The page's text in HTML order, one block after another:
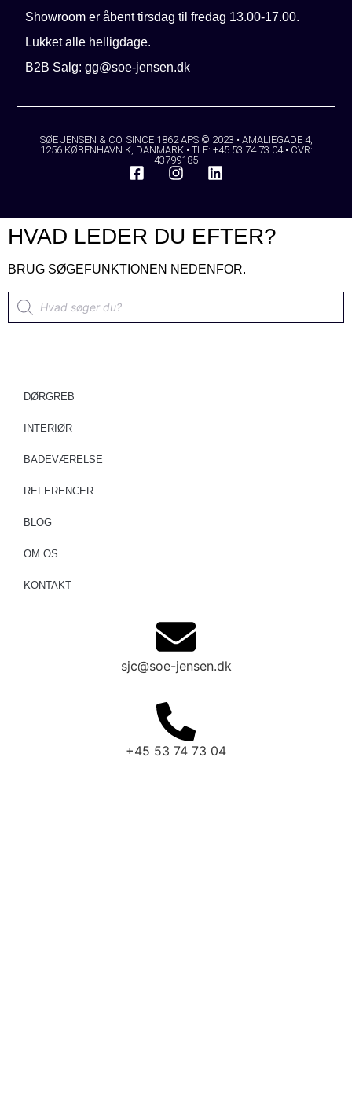
Showroom er åbent tirsdag til fredag 13.00-17.00.
Lukket alle helligdage.
B2B Salg: gg@soe-jensen.dk
SØE JENSEN & CO. SINCE 1862 APS © 2023 • AMALIEGADE 4,
1256 KØBENHAVN K, DANMARK • TLF: +45 53 74 73 04 • CVR:
43799185
HVAD LEDER DU EFTER?
BRUG SØGEFUNKTIONEN NEDENFOR.
DØRGREB
INTERIØR
BADEVÆRELSE
REFERENCER
BLOG
OM OS
KONTAKT
sjc@soe-jensen.dk
+45 53 74 73 04